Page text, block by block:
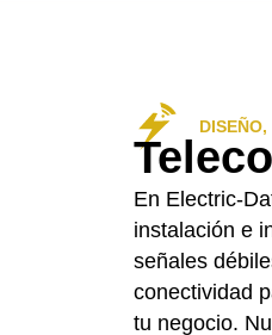
En Electric-
instalación e
señales
conectividad
tu negocio.